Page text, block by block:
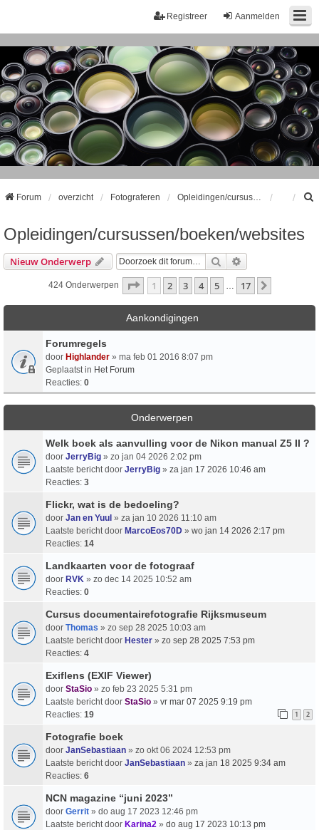
Aanmelden
Registreer
Forum overzicht Fotograferen
Opleidingen/cursussen/boeken/websites
Nieuw Onderwerp Zoek
424 Onderwerpen Pagina Van17
1 2 3 4 5 17
Aankondigingen
Forumregels
door Highlander » ma feb 01 2016 8:07 pm
Geplaatst in Het Forum
Reacties: 0
Onderwerpen
Welk boek als aanvulling voor de Nikon manual Z5 II ?
door JerryBig » zo jan 04 2026 2:02 pm
Laatste bericht door JerryBig » za jan 17 2026 10:46 am
Reacties: 3
Flickr, wat is de bedoeling?
door Jan en Yuul » za jan 10 2026 11:10 am
Laatste bericht door MarcoEos70D » wo jan 14 2026 2:17 pm
Reacties: 14
Landkaarten voor de fotograaf
door RVK » zo dec 14 2025 10:52 am
Reacties: 0
Cursus documentairefotografie Rijksmuseum
door Thomas » zo sep 28 2025 10:03 am
Laatste bericht door Hester » zo sep 28 2025 7:53 pm
Reacties: 4
Exiflens (EXIF Viewer)
door StaSio » zo feb 23 2025 5:31 pm
Laatste bericht door StaSio » vr mar 07 2025 9:19 pm
Reacties: 19 1 2
Fotografie boek
door JanSebastiaan » zo okt 06 2024 12:53 pm
Laatste bericht door JanSebastiaan » za jan 18 2025 9:34 am
Reacties: 6
NCN magazine “juni 2023”
door Gerrit » do aug 17 2023 12:46 pm
Laatste bericht door Karina2 » do aug 17 2023 10:13 pm